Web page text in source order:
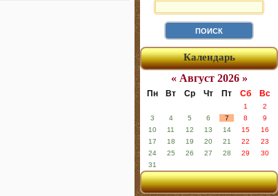
Календарь
« Август 2026 »
Пн Вт Ср Чт Пт Сб Вс
1
2
3
4 5 6 7 8
9
10
11 12 13 14 15
16
17
18 19 20 21 22
23
24
25 26 27 28 29
30
31